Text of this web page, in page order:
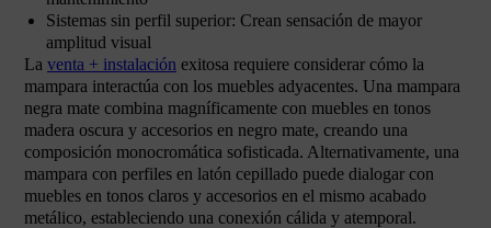
Sistemas sin perfil superior: Crean sensación de mayor
amplitud visual
La venta + instalación exitosa requiere considerar cómo la
mampara interactúa con los muebles adyacentes. Una mampara
negra mate combina magníficamente con muebles en tonos
madera oscura y accesorios en negro mate, creando una
composición monocromática sofisticada. Alternativamente, una
mampara con perfiles en latón cepillado puede dialogar con
muebles en tonos claros y accesorios en el mismo acabado
metálico, estableciendo una conexión cálida y atemporal.